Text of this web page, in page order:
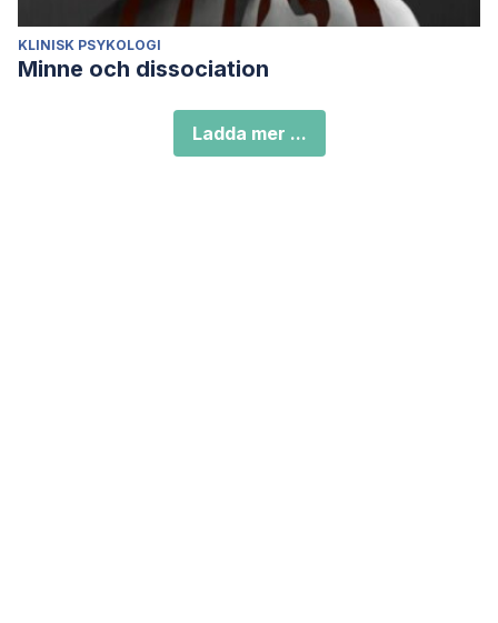
KLINISK PSYKOLOGI
Minne och dissociation
Ladda mer ...